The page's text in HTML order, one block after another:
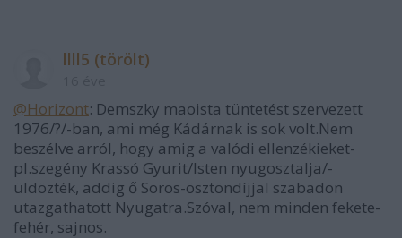
llll5 (törölt)
@Horizont: Demszky maoista tüntetést szervezett
1976/?/-ban, ami még Kádárnak is sok volt.Nem
beszélve arról, hogy amig a valódi ellenzékieket-
pl.szegény Krassó Gyurit/Isten nyugosztalja/-
üldözték, addig ő Soros-ösztöndíjjal szabadon
utazgathatott Nyugatra.Szóval, nem minden fekete-
fehér, sajnos.